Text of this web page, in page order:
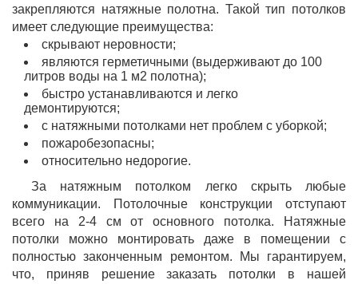
закрепляются натяжные полотна. Такой тип потолков
имеет следующие преимущества:
скрывают неровности;
являются герметичными (выдерживают до 100
литров воды на 1 м2 полотна);
быстро устанавливаются и легко
демонтируются;
с натяжными потолками нет проблем с уборкой;
пожаробезопасны;
относительно недорогие.
За натяжным потолком легко скрыть любые
коммуникации. Потолочные конструкции отступают
всего на 2-4 см от основного потолка. Натяжные
потолки можно монтировать даже в помещении с
полностью законченным ремонтом. Мы гарантируем,
что, приняв решение заказать потолки в нашей